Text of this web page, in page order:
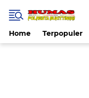
Home Terpopuler